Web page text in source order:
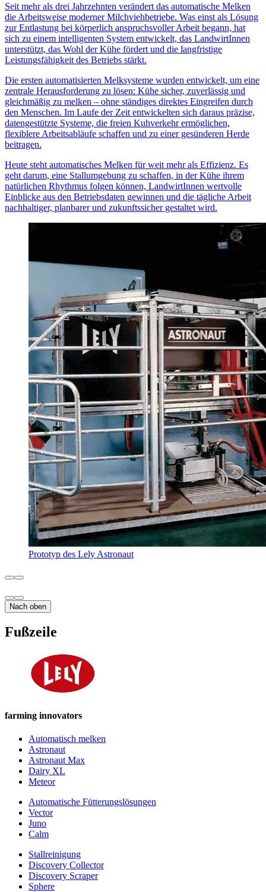
Seit mehr als drei Jahrzehnten verändert das automatische Melken
die Arbeitsweise moderner Milchviehbetriebe. Was einst als Lösung
zur Entlastung bei körperlich anspruchsvoller Arbeit begann, hat
sich zu einem intelligenten System entwickelt, das LandwirtInnen
unterstützt, das Wohl der Kühe fördert und die langfristige
Leistungsfähigkeit des Betriebs stärkt.
Die ersten automatisierten Melksysteme wurden entwickelt, um eine
zentrale Herausforderung zu lösen: Kühe sicher, zuverlässig und
gleichmäßig zu melken – ohne ständiges direktes Eingreifen durch
den Menschen. Im Laufe der Zeit entwickelten sich daraus präzise,
datengestützte Systeme, die freien Kuhverkehr ermöglichen,
flexiblere Arbeitsabläufe schaffen und zu einer gesünderen Herde
beitragen.
Heute steht automatisches Melken für weit mehr als Effizienz. Es
geht darum, eine Stallumgebung zu schaffen, in der Kühe ihrem
natürlichen Rhythmus folgen können, LandwirtInnen wertvolle
Einblicke aus den Betriebsdaten gewinnen und die tägliche Arbeit
nachhaltiger, planbarer und zukunftssicher gestaltet wird.
Prototyp des Lely Astronaut
Nach oben
Fußzeile
farming innovators
Automatisch melken
Astronaut
Astronaut Max
Dairy XL
Meteor
Automatische Fütterungslösungen
Vector
Juno
Calm
Stallreinigung
Discovery Collector
Discovery Scraper
Sphere